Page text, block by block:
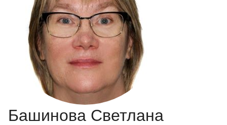
Башинова Светлана